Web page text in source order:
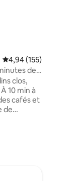
Note moyenne de
4,94 (155)
de
clos,
10 min à
cafés et
de